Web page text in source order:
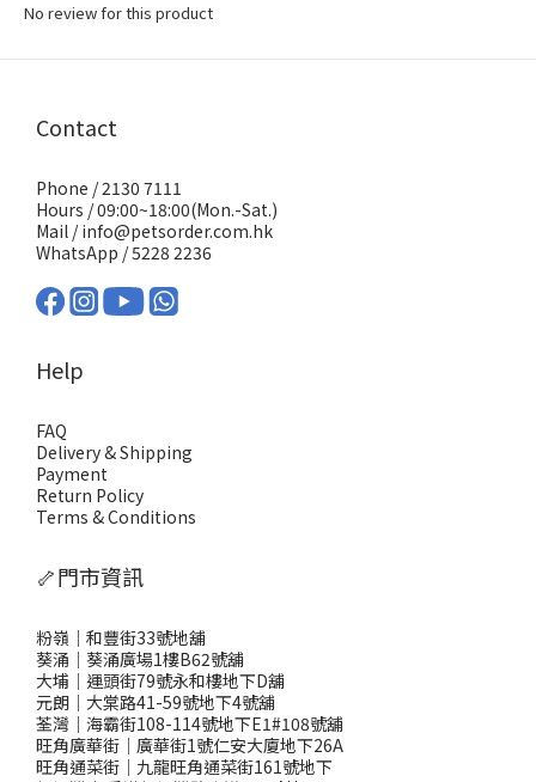
No review for this product
Contact
Phone / 2130 7111
Hours / 09:00~18:00(Mon.-Sat.)
Mail / info@petsorder.com.hk
WhatsApp /5228 2236
Help
FAQ
Delivery & Shipping
Payment
Return Policy
Terms & Conditions
🦴門市資訊
粉嶺｜和豐街33號地舖
葵涌｜葵涌廣場1樓B62號舖
大埔｜運頭街79號永和樓地下D舖
元朗｜大棠路41-59號地下4號舖
荃灣｜海霸街108-114號地下E1#108號舖
旺角廣華街｜廣華街1號仁安大廈地下26A
旺角通菜街｜九龍旺角通菜街161號地下